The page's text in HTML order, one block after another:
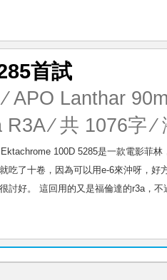
首試
⁄APO Lanthar
R3A⁄ 共 1076字
100D 5285是一款電影菲
吃了十卷，因為可以用e-6來沖呀，
討好。 這回用的又是福倫達的r3a，